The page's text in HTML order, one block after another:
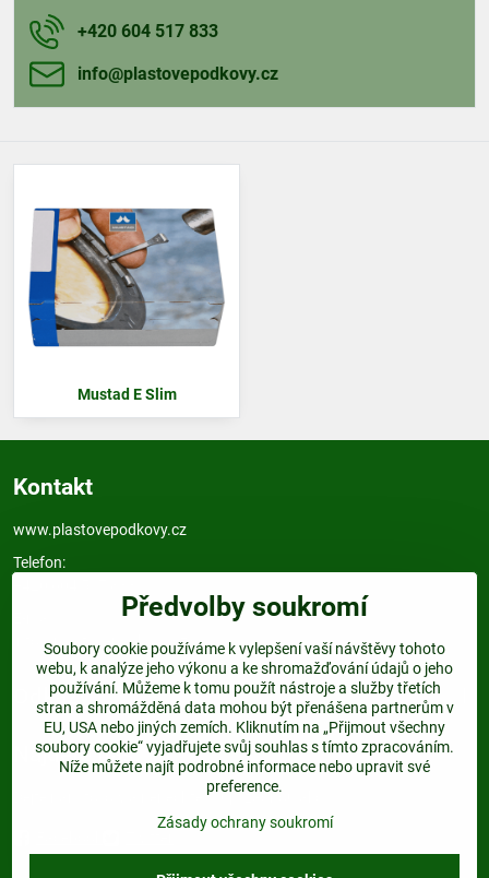
+420 604 517 833
info​@plastovepodkovy​.cz
Mustad E Slim
Kontakt
www.plastovepodkovy.cz
Telefon:
info@plastovepodkovy.cz
Odkazy
Najdete nás:
Dejte nám follow a nenechte si ujít žádnou akci.
Předvolby soukromí
Soubory cookie používáme k vylepšení vaší návštěvy tohoto
webu, k analýze jeho výkonu a ke shromažďování údajů o jeho
používání. Můžeme k tomu použít nástroje a služby třetích
stran a shromážděná data mohou být přenášena partnerům v
EU, USA nebo jiných zemích. Kliknutím na „Přijmout všechny
soubory cookie“ vyjadřujete svůj souhlas s tímto zpracováním.
Níže můžete najít podrobné informace nebo upravit své
preference.
Zásady ochrany soukromí